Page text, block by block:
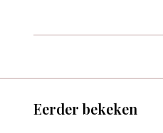
Eerder bekeken